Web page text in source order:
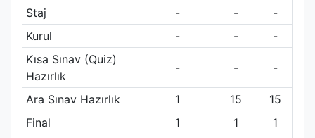
Staj
- -
-
Kurul
- -
-
Kısa Sınav (Quiz)
Hazırlık
- - -
Ara Sınav Hazırlık 1 15
15
Final
1 1
1